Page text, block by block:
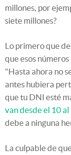
millones, por
siete millones?
Lo primero que
que esos
"Hasta ahora no
antes hubiera
que tu DNI esté
van desde el 10 al
debe a ninguna
La culpable de